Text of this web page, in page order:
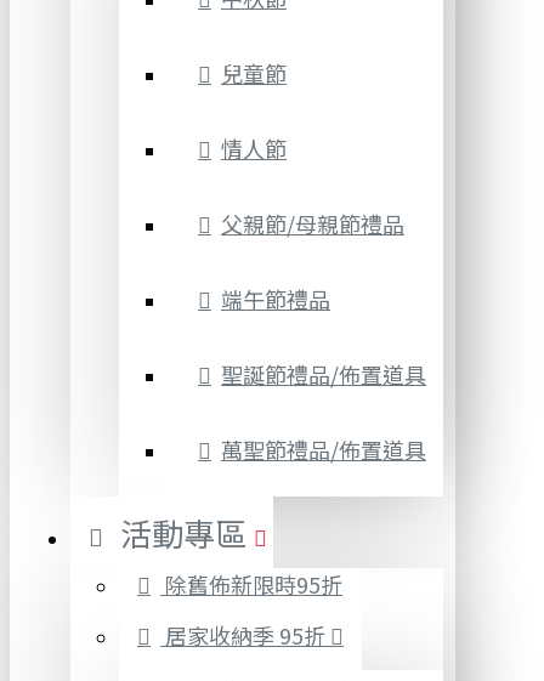
兒童節
情人節
父親節/母親節禮品
端午節禮品
聖誕節禮品/佈置道具
萬聖節禮品/佈置道具
活動專區
除舊佈新限時95折
居家收納季 95折